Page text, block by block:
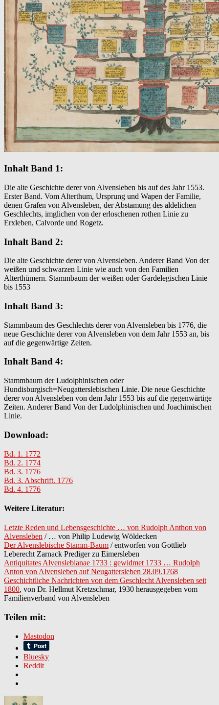
Inhalt Band 1:
Die alte Geschichte derer von Alvensleben bis auf des Jahr 1553.
Erster Band. Vom Alterthum, Ursprung und Wapen der Familie,
denen Grafen von Alvensleben, der Abstamung des aldelichen
Geschlechts, imglichen von der erloschenen rothen Linie zu
Erxleben, Calvorde und Rogetz.
Inhalt Band 2:
Die alte Geschichte derer von Alvensleben. Anderer Band Von der
weißen und schwarzen Linie wie auch von den Familien
Alterthümern. Stammbaum der weißen oder Gardelegischen Linie
bis 1553
Inhalt Band 3:
Stammbaum des Geschlechts derer von Alvensleben bis 1776, die
neue Geschichte derer von Alvensleben von dem Jahr 1553 an, bis
auf die gegenwärtige Zeiten.
Inhalt Band 4:
Stammbaum der Ludolphinischen oder
Hundisburgisch=Neugatterslebischen Linie. Die neue Geschichte
derer von Alvensleben von dem Jahr 1553 bis auf die gegenwärtige
Zeiten. Anderer Band Von der Ludolphinischen und Joachimischen
Linie.
Download:
Bd. 1. 1772
Bd. 2. 1774
Bd. 3. 1776
Bd. 3. Abschrift. 1776
Bd. 4. 1776
Weitere Literatur:
Letzte Reden und Lebensgeschichte … von Rudolph Anthon von
Alvensleben / … von Philip Ludewig Wöldecken
Der Alvenslebische Stamm-Baum / entworfen von Gottlieb
Leberecht Zarnack Prediger zu Eimersleben
Antiquitates Alvenslebianae 1733 : gewidmet 1733 … Rudolph
Anton von Alvensleben auf Neugattersleben 28.09.1768
Geschichtliche Nachrichten von dem Geschlecht Alvensleben seit
1800, von Dr. Hellmut Kretzschmar, 1930 herausgegeben vom
Familienverband von Alvensleben
Teilen mit:
Mastodon
Bluesky
Reddit